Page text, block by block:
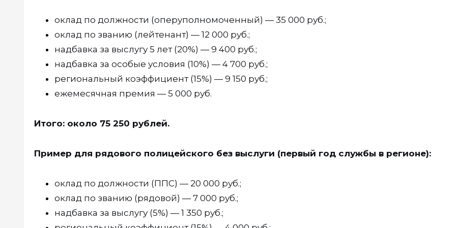
оклад по должности (оперуполномоченный) — 35 000 руб.;
оклад по званию (лейтенант) — 12 000 руб.;
надбавка за выслугу 5 лет (20%) — 9 400 руб.;
надбавка за особые условия (10%) — 4 700 руб.;
региональный коэффициент (15%) — 9 150 руб.;
ежемесячная премия — 5 000 руб.
Итого: около 75 250 рублей.
Пример для рядового полицейского без выслуги (первый год службы в регионе):
оклад по должности (ППС) — 20 000 руб.;
оклад по званию (рядовой) — 7 000 руб.;
надбавка за выслугу (5%) — 1 350 руб.;